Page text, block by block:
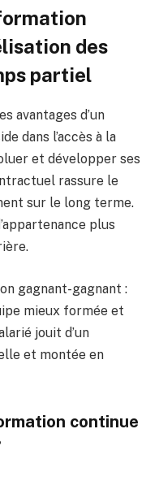
des
partiel
avantages d’un
dans l’accès à la
et développer ses
rassure le
sur le long terme.
plus
gagnant-gagnant :
mieux formée et
jouit d’un
et montée en
continue